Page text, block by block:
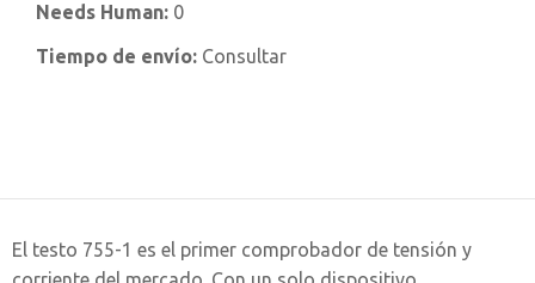
Needs Human: 0
Tiempo de envío: Consultar
El testo 755-1 es el primer comprobador de tensión y